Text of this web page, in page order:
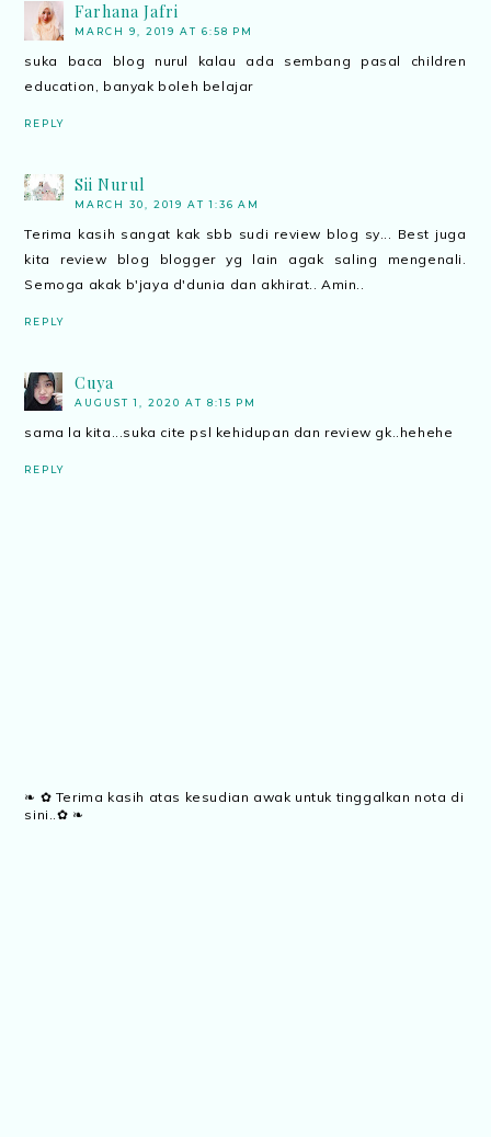
Farhana Jafri
MARCH 9, 2019 AT 6:58 PM
suka baca blog nurul kalau ada sembang pasal children
education, banyak boleh belajar
REPLY
Sii Nurul
MARCH 30, 2019 AT 1:36 AM
Terima kasih sangat kak sbb sudi review blog sy... Best juga
kita review blog blogger yg lain agak saling mengenali.
Semoga akak b'jaya d'dunia dan akhirat.. Amin..
REPLY
Cuya
AUGUST 1, 2020 AT 8:15 PM
sama la kita...suka cite psl kehidupan dan review gk..hehehe
REPLY
❧ ✿ Terima kasih atas kesudian awak untuk tinggalkan nota di
sini..✿ ❧